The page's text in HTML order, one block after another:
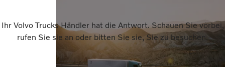
Ihr Volvo Trucks Händler hat die Antwort. Schauen Sie vorbei,
rufen Sie sie an oder bitten Sie sie, Sie zu besuchen.